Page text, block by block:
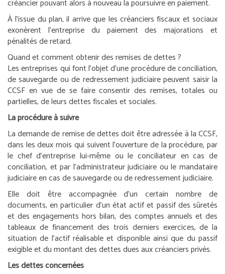
créancier pouvant alors à nouveau la poursuivre en paiement.
À l’issue du plan, il arrive que les créanciers fiscaux et sociaux
exonèrent l’entreprise du paiement des majorations et
pénalités de retard.
Quand et comment obtenir des remises de dettes ?
Les entreprises qui font l’objet d’une procédure de conciliation,
de sauvegarde ou de redressement judiciaire peuvent saisir la
CCSF en vue de se faire consentir des remises, totales ou
partielles, de leurs dettes fiscales et sociales.
La procédure à suivre
La demande de remise de dettes doit être adressée à la CCSF,
dans les deux mois qui suivent l’ouverture de la procédure, par
le chef d’entreprise lui-même ou le conciliateur en cas de
conciliation, et par l’administrateur judiciaire ou le mandataire
judiciaire en cas de sauvegarde ou de redressement judiciaire.
Elle doit être accompagnée d’un certain nombre de
documents, en particulier d’un état actif et passif des sûretés
et des engagements hors bilan, des comptes annuels et des
tableaux de financement des trois derniers exercices, de la
situation de l’actif réalisable et disponible ainsi que du passif
exigible et du montant des dettes dues aux créanciers privés.
Les dettes concernées